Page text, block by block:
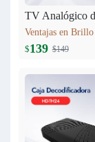
$139 $149